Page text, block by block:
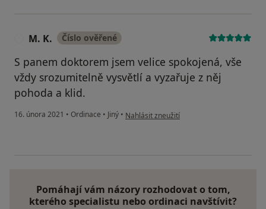
M. K. Číslo ověřené
S panem doktorem jsem velice spokojená, vše
vždy srozumitelně vysvětlí a vyzařuje z něj
pohoda a klid.
16. února 2021 • Ordinace • Jiný • podle názoru uživatele M. K.
Nahlásit zneužití
Pomáhají vám názory rozhodovat o tom,
kterého specialistu nebo ordinaci navštívit?